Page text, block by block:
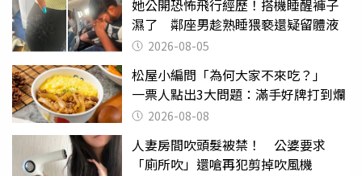
她公開恐怖飛行經歷！搭機睡醒褲子
濕了 鄰座男趁熟睡猥褻還疑留體液
2026-08-05
松屋小編問「為何大家不來吃？」
一票人點出3大問題：滿手好牌打到爛
2026-08-08
人妻房間吹頭髮被禁！ 公婆要求
「廁所吹」還嗆再犯剪掉吹風機